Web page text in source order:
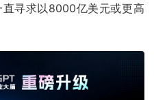
寻求以8000亿美元或更高